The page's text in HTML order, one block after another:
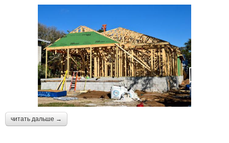
читать дальше →